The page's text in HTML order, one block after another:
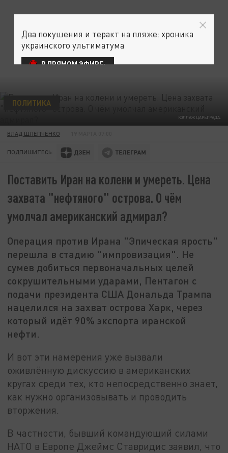
КОЛЛАЖ ЦАРЬГРАДА.
ПОЛИТИКА
ВЛАД ШЛЕПЧЕНКО
ПОДПИШИТЕСЬ:
Поставить Иран на колени и умереть. Цена
захвата "нефтяного" острова. О чём
умолчал американский адмирал?
Операция против Ирана "Эпическая ярость"
перешла в стадию "импровизация". Не
сумев добиться первоначальных целей
сокрушительными ударами, Пентагон с
подачи президента США Дональда Трампа
нацелился на захват острова Харк, через
который идёт 90% экспорта иранской
нефти.
И вот эти намерения уже вызвали
оживлённую дискуссию в американских
кругах среди тех, кто непосредственно знает,
как нужно организовывать и проводить
вторжения.
В частности, бывший командующий силами
НАТО в Европе Джеймс Ставридис заявил, что
Два покушения и теракт на пляже: хроника
украинского ультиматума
В ПРЯМОМ ЭФИРЕ: